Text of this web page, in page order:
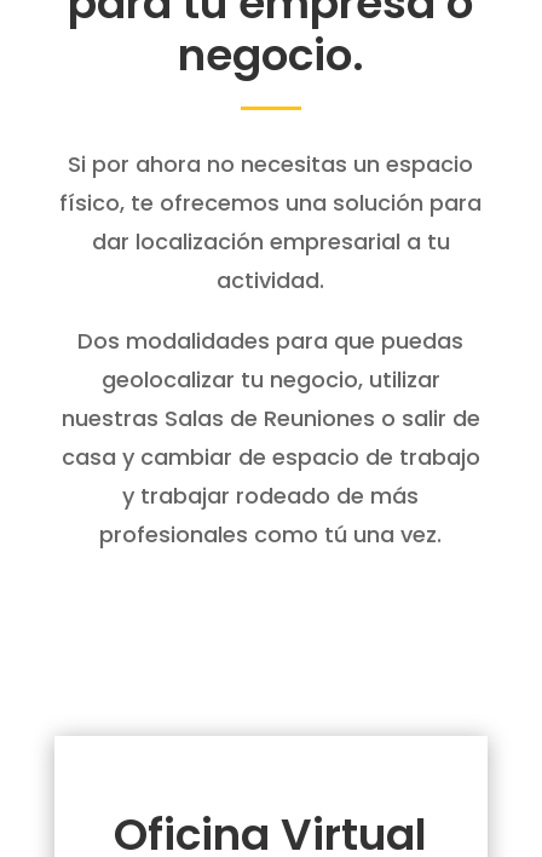
negocio.
Si por ahora no necesitas un espacio
físico, te ofrecemos una solución para
dar localización empresarial a tu
actividad.
Dos modalidades para que puedas
geolocalizar tu negocio, utilizar
nuestras Salas de Reuniones o salir de
casa y cambiar de espacio de trabajo
y trabajar rodeado de más
profesionales como tú una vez.
Oficina Virtual